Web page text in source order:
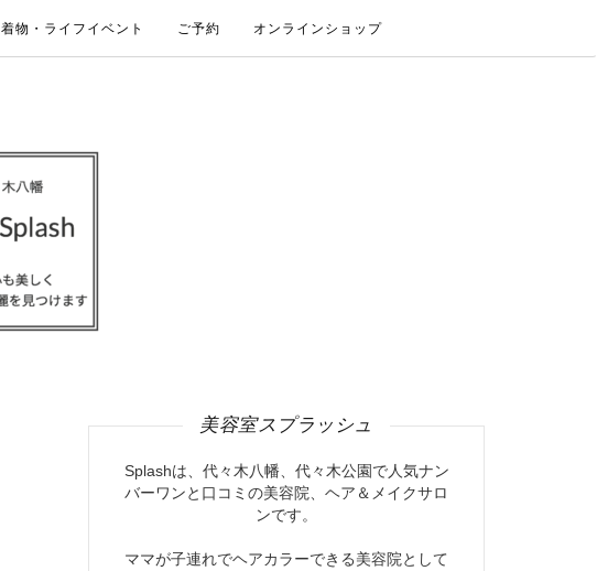
着物・ライフイベント ご予約 オンラインショップ
美容室スプラッシュ
Splashは、代々木八幡、代々木公園で人気ナン
バーワンと口コミの美容院、ヘア＆メイクサロ
ンです。
ママが子連れでヘアカラーできる美容院として